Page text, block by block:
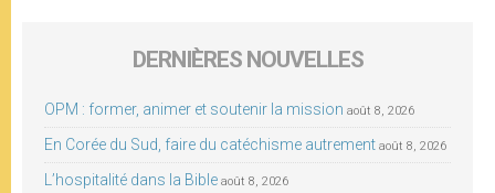
DERNIÈRES NOUVELLES
OPM : former, animer et soutenir la mission août 8, 2026
En Corée du Sud, faire du catéchisme autrement août 8, 2026
L’hospitalité dans la Bible août 8, 2026